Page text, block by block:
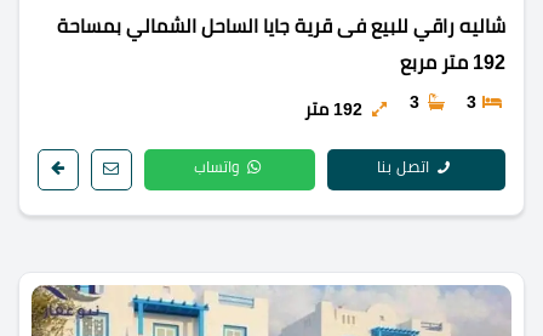
شاليه راقي للبيع فى قرية جايا الساحل الشمالي بمساحة
192 متر مربع
3
3 192 متر
اتصل بنا واتساب